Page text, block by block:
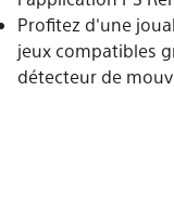
Profitez d'une
jeux compatibles
détecteur de